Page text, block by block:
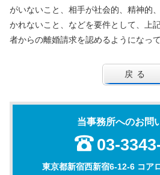
がいないこと、相手が社会的、精神的
かれないこと、などを要件として、上
者からの離婚請求を認めるようになって
戻る
当事務所へのお問
03-
東京都新宿西新宿6-12-6 コア